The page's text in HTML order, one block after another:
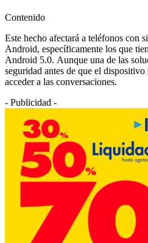
Contenido
Este hecho afectará a teléfonos con
Android, específicamente los que
Android 5.0. Aunque una de las
seguridad antes de que el
acceder a las conversaciones.
- Publicidad -